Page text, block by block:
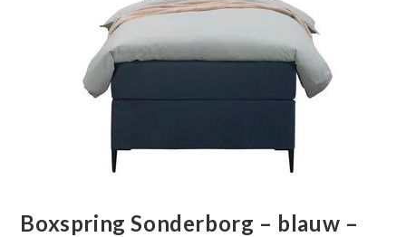
Boxspring Sonderborg – blauw –